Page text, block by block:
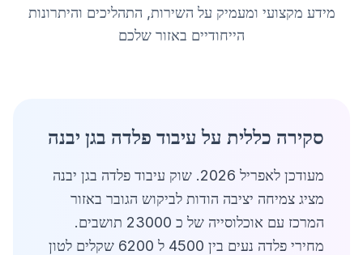
מידע מקצועי ומעמיק על השירות, התהליכים והיתרונות
הייחודיים באזור שלכם
סקירה כללית על עיבוד פלדה בגן יבנה
מעודכן לאפריל 2026. שוק עיבוד פלדה בגן יבנה
מציג צמיחה יציבה הודות לביקוש הגובר באזור
המרכז עם אוכלוסייה של כ 23000 תושבים.
מחירי פלדה נעים בין 4500 ל 6200 שקלים לטון